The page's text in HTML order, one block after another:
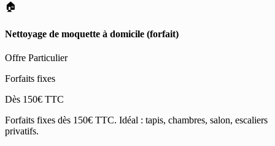
🏠
Nettoyage de moquette à domicile (forfait)
Offre Particulier
Forfaits fixes
Dès 150€ TTC
Forfaits fixes dès 150€ TTC. Idéal : tapis, chambres, salon, escaliers
privatifs.